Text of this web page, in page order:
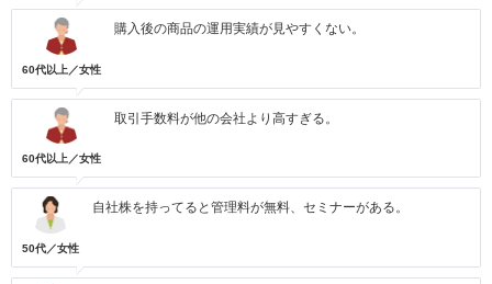
60代以上／女性
購入後の商品の運用実績が見やすくない。
60代以上／女性
取引手数料が他の会社より高すぎる。
50代／女性
自社株を持ってると管理料が無料、セミナーがある。